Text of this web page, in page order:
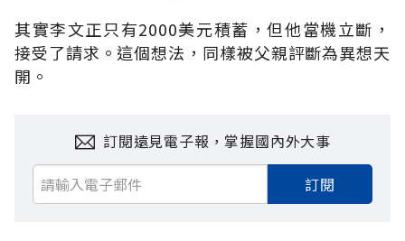
其實李文正只有2000美元積蓄，但他當機立斷，
接受了請求。這個想法，同樣被父親評斷為異想天
開。
訂閱遠見電子報，掌握國內外大事
訂閱